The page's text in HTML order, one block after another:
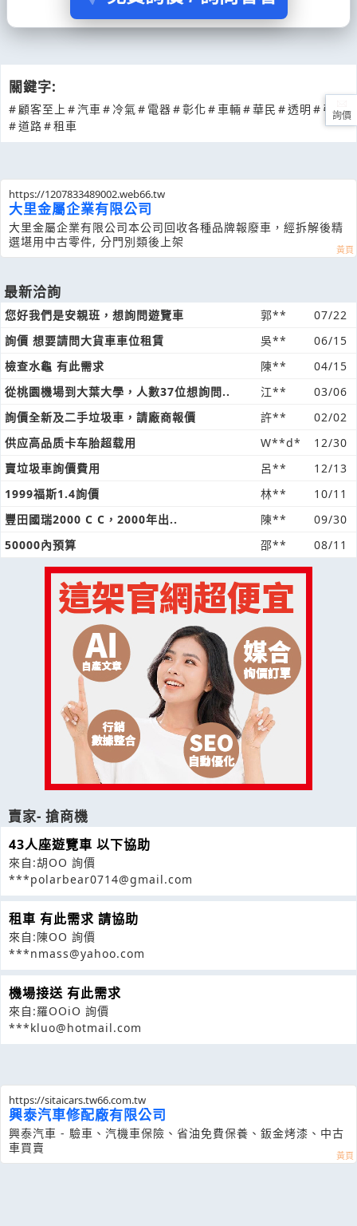
關鍵字:
#顧客至上 #汽車# 冷氣# 電器#彰化#車輛#華民 #透明 # 引擎
#道路#租車
https://1207833489002.web66.tw
大里金屬企業有限公司
大里金屬企業有限公司本公司回收各種品牌報廢車，經拆解後精
選堪用中古零件, 分門別類後上架
最新洽詢
您好我們是安親班，想詢問遊覽車 郭**
07/22
詢價 想要請問大貨車車位租賃
吳**
06/15
檢查水龜 有此需求
陳**
04/15
從桃園機場到大葉大學，人數37位想詢問..
江**
03/06
詢價全新及二手垃圾車，請廠商報價
許**
02/02
供应高品质卡车胎超载用
W**d*
12/30
賣垃圾車詢價費用
呂**
12/13
1999福斯1.4詢價
林**
10/11
豐田國瑞2000 C C，2000年出..
陳**
09/30
50000內預算
邵** 08/11
賣家- 搶商機
43人座遊覽車 以下協助
來自:胡OO 詢價
***polarbear0714@gmail.com
租車 有此需求 請協助
來自:陳OO 詢價
***nmass@yahoo.com
機場接送 有此需求
來自:羅OOiO 詢價
***kluo@hotmail.com
https://sitaicars.tw66.com.tw
興泰汽車修配廠有限公司
興泰汽車 - 驗車、汽機車保險、省油免費保養、鈑金烤漆、中古
車買賣
詢價